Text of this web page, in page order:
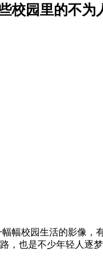
校园里的不为
幅校园生活的影像
，也是不少年轻人逐梦